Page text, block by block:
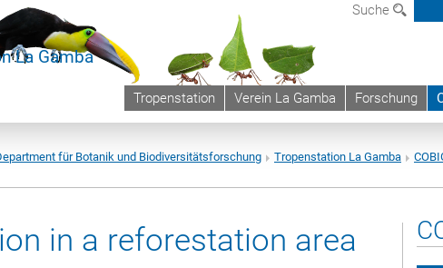
Suche
La Gamba
Tropenstation Verein La Gamba Forschung
für Botanik und Biodiversitätsforschung Tropenstation La Gamba
in a reforestation area